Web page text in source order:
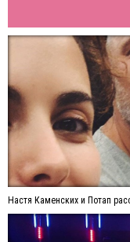
Настя Каменских и Потап